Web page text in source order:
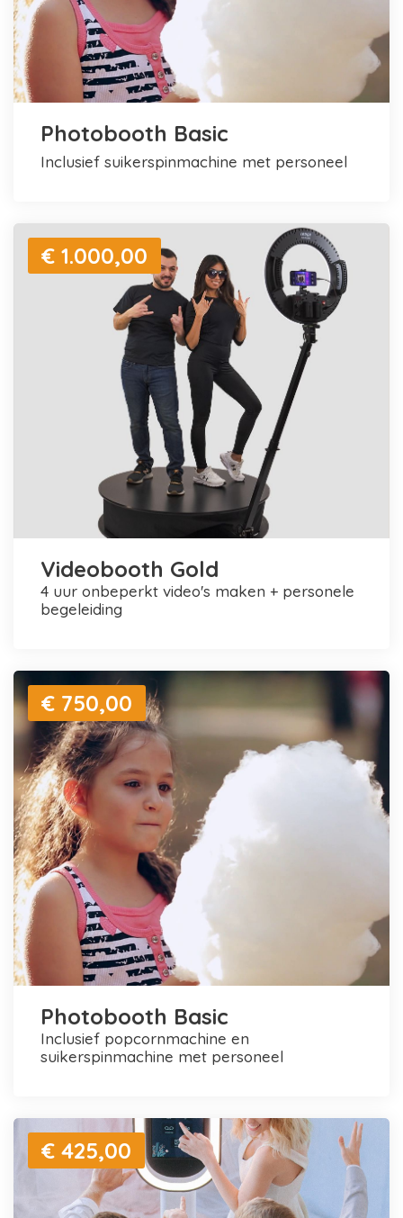
Photobooth Basic
inclusief suikerspinmachine met personeel
€ 1.000,00
Videobooth Gold
4 uur onbeperkt video's maken + personele
begeleiding
€ 750,00
Photobooth Basic
inclusief popcornmachine en
suikerspinmachine met personeel
€ 425,00